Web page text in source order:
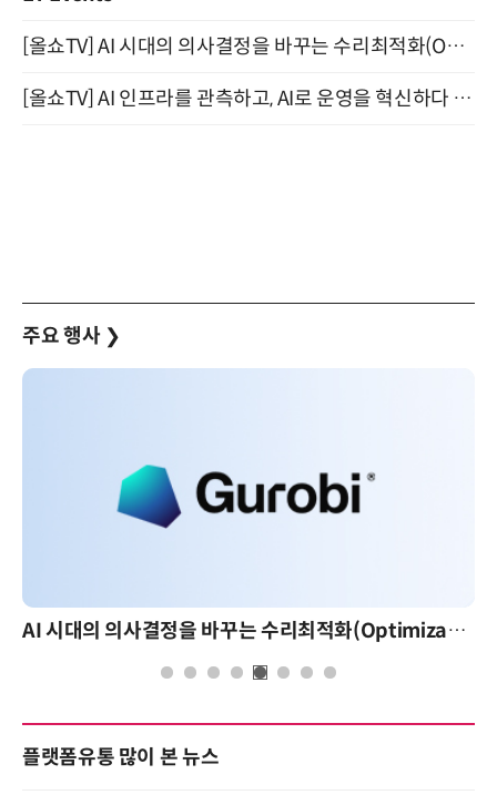
[올쇼TV] AI 시대의 의사결정을 바꾸는 수리최적화(Optimization) 소개 (8/20 생방송)
[올쇼TV] AI 인프라를 관측하고, AI로 운영을 혁신하다 (8월 11일 생방송)
주요 행사 ❯
AI 시대의 의사결정을 바꾸는 수리최적화(Optimization): 실제 산업 적용 사례와 활용 전략
플랫폼유통 많이 본 뉴스